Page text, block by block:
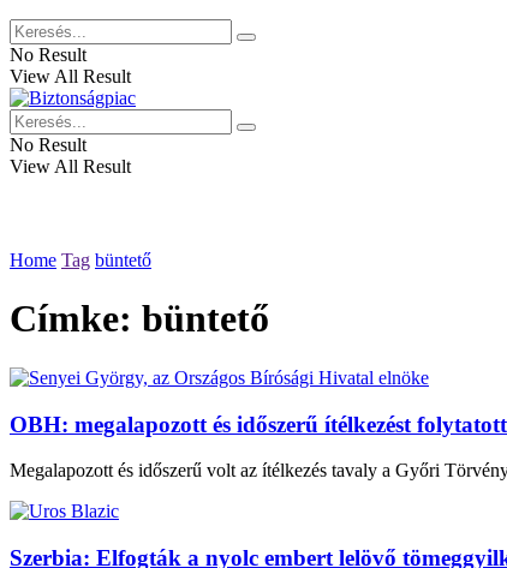
No Result
View All Result
No Result
View All Result
Home Tag büntető
Címke: büntető
OBH: megalapozott és időszerű ítélkezést
Megalapozott és időszerű volt az ítélkezés tavaly a Győri
Szerbia: Elfogták a nyolc embert lelövő